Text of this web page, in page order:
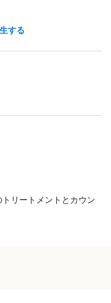
する
リートメントとカウン